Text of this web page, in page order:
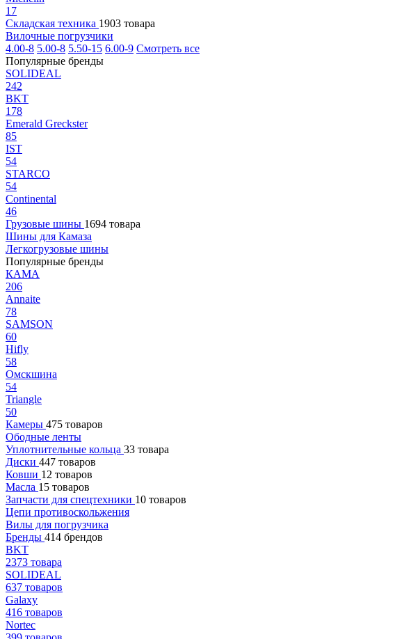
17
Складская техника 1903 товара
Вилочные погрузчики
4.00-8 5.00-8 5.50-15 6.00-9 Смотреть все
Популярные бренды
SOLIDEAL
242
BKT
178
Emerald Greckster
85
IST
54
STARCO
54
Continental
46
Грузовые шины 1694 товара
Шины для Камаза
Легкогрузовые шины
Популярные бренды
КАМА
206
Annaite
78
SAMSON
60
Hifly
58
Омскшина
54
Triangle
50
Камеры 475 товаров
Ободные ленты
Уплотнительные кольца 33 товара
Диски 447 товаров
Ковши 12 товаров
Масла 15 товаров
Запчасти для спецтехники 10 товаров
Цепи противоскольжения
Вилы для погрузчика
Бренды 414 брендов
BKT
2373 товара
SOLIDEAL
637 товаров
Galaxy
416 товаров
Nortec